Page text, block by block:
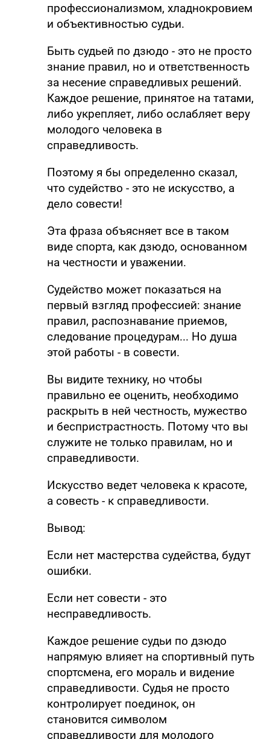
профессионализмом, хладнокровием
и объективностью судьи.
Быть судьей по дзюдо - это не просто
знание правил, но и ответственность
за несение справедливых решений.
Каждое решение, принятое на татами,
либо укрепляет, либо ослабляет веру
молодого человека в
справедливость.
Поэтому я бы определенно сказал,
что судейство - это не искусство, а
дело совести!
Эта фраза объясняет все в таком
виде спорта, как дзюдо, основанном
на честности и уважении.
Судейство может показаться на
первый взгляд профессией: знание
правил, распознавание приемов,
следование процедурам... Но душа
этой работы - в совести.
Вы видите технику, но чтобы
правильно ее оценить, необходимо
раскрыть в ней честность, мужество
и беспристрастность. Потому что вы
служите не только правилам, но и
справедливости.
Искусство ведет человека к красоте,
а совесть - к справедливости.
Вывод:
Если нет мастерства судейства, будут
ошибки.
Если нет совести - это
несправедливость.
Каждое решение судьи по дзюдо
напрямую влияет на спортивный путь
спортсмена, его мораль и видение
справедливости. Судья не просто
контролирует поединок, он
становится символом
справедливости для молодого